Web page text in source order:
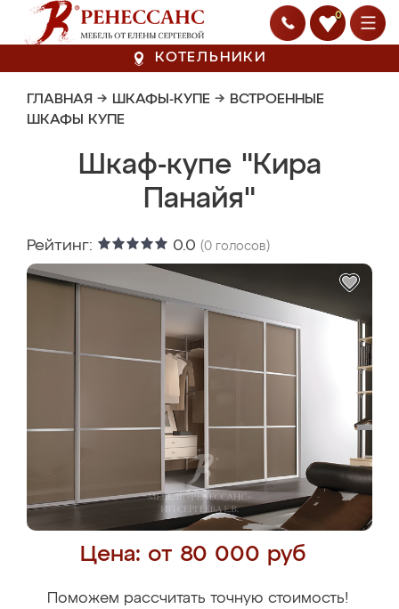
0
КОТЕЛЬНИКИ
ГЛАВНАЯ → ШКАФЫ-КУПЕ → ВСТРОЕННЫЕ
ШКАФЫ КУПЕ
Шкаф-купе "Кира
Панайя"
Рейтинг: 0.0 (0 голосов)
Цена: от 80 000 руб
Поможем рассчитать точную стоимость!